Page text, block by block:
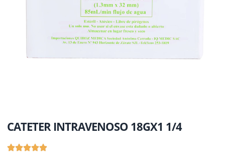
CATETER INTRAVENOSO 18GX1 1/4